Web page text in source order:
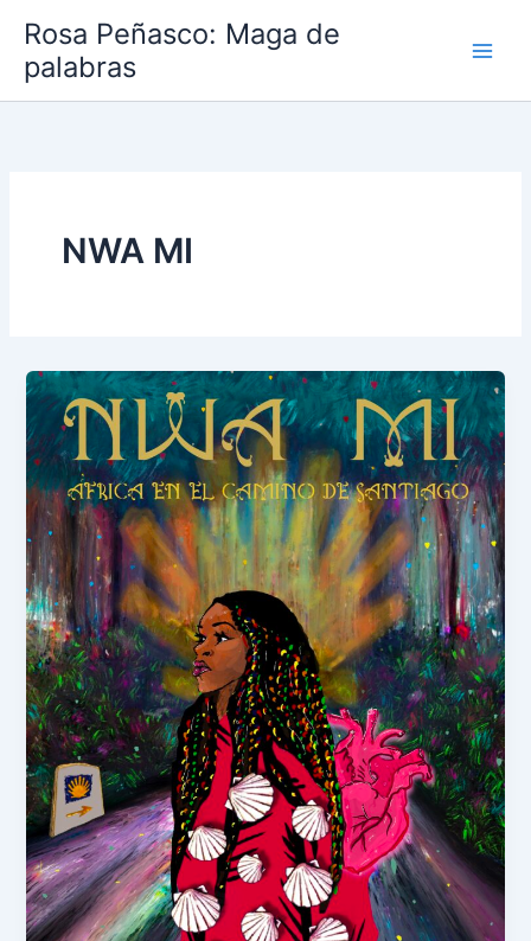
contenido
Rosa Peñasco: Maga de
palabras
NWA MI